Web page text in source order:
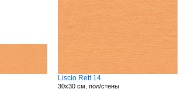
Liscio Rett 14
30x30 см, пол/стены